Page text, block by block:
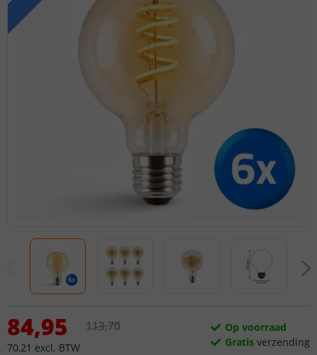
84,95
70,21 excl. BTW
113,70
Op voorraad
Gratis verzending